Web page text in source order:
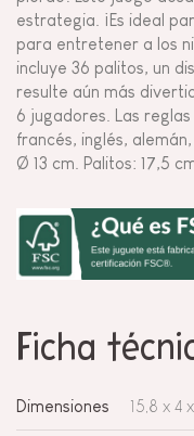
estrategia. ¡Es ideal
para entretener a los
incluye 36 palitos, un
resulte aún más
6 jugadores. Las
francés, inglés,
Ø 13 cm. Palitos: 17,5
Ficha
Dimensiones 15,8 x 4